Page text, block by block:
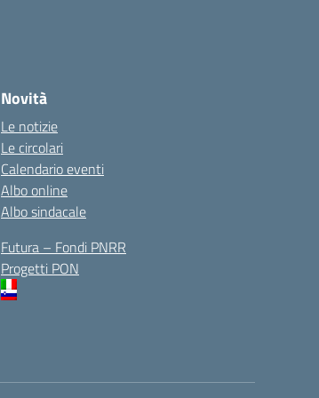
Novità
Le notizie
Le circolari
Calendario eventi
Albo online
Albo sindacale
Futura – Fondi PNRR
Progetti PON